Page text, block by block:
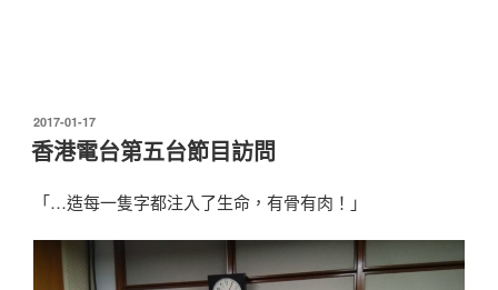
發
表
於
2017-01-17
香港電台第五台節目訪問
「…造每一隻字都注入了生命，有骨有肉！」